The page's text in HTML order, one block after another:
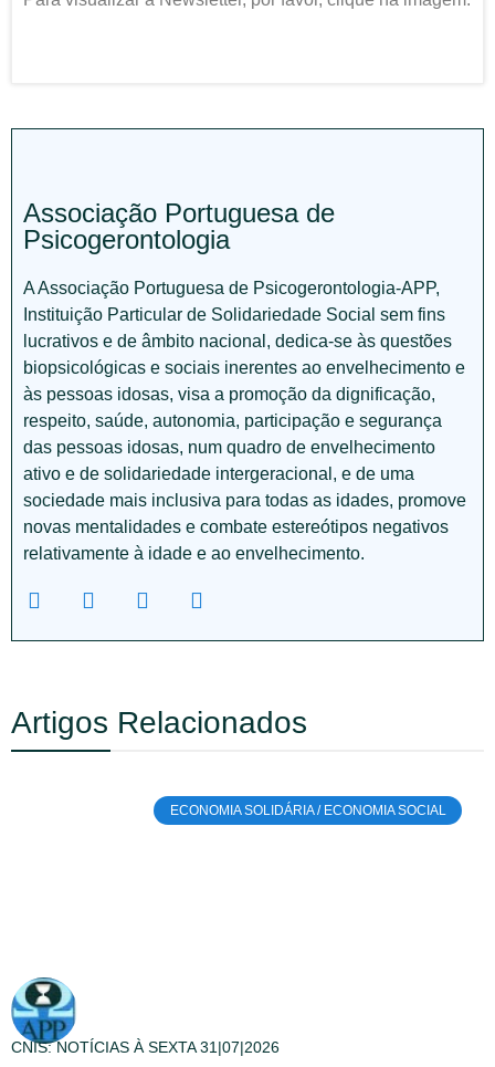
Associação Portuguesa de
Psicogerontologia
A Associação Portuguesa de Psicogerontologia-APP,
Instituição Particular de Solidariedade Social sem fins
lucrativos e de âmbito nacional, dedica-se às questões
biopsicológicas e sociais inerentes ao envelhecimento e
às pessoas idosas, visa a promoção da dignificação,
respeito, saúde, autonomia, participação e segurança
das pessoas idosas, num quadro de envelhecimento
ativo e de solidariedade intergeracional, e de uma
sociedade mais inclusiva para todas as idades, promove
novas mentalidades e combate estereótipos negativos
relativamente à idade e ao envelhecimento.
Artigos Relacionados
ECONOMIA SOLIDÁRIA / ECONOMIA SOCIAL
CNIS: NOTÍCIAS À SEXTA 31|07|2026